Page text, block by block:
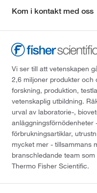
Kom i kontakt med oss
Vi ser till att vetenskapen
2,6 miljoner produkter och
forskning, produktion,
vetenskaplig utbildning.
urval av laboratorie-,
anläggningsförnödenheter
förbrukningsartiklar,
mycket mer - tillsammans
branschledande team
Thermo Fisher Scientific.